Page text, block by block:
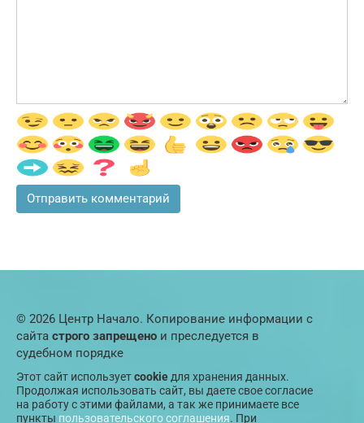
© 2026 Центр Начало. Копирование информации с
сайта строго запрещено и преследуется в
судебном порядке
Этот сайт используетcookieдля хранения данных.
Продолжая использовать сайт, вы даете свое согласие
на работу с этими файлами, а так же принимаете все
пункты пользовательского соглашения. При